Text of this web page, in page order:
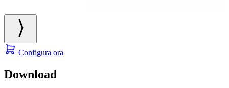
Configura ora
Download